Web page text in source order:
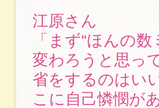
江原さん
「まず“ほんの
変わろうと思っ
省をするのはい
こに自己憐憫が